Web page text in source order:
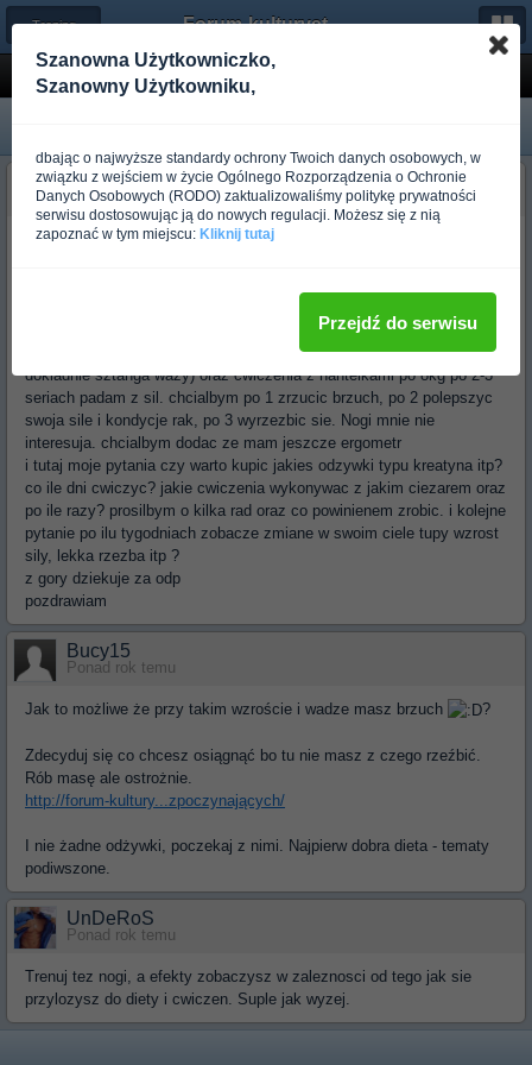
← Trening dla początkujących Forum-kulturystyka.pl
Potrzebuje programu dla mnie, chce byc jak wy
Początkujący_traper
Ponad rok temu
Witam
cienkie rece ktore maja slaba kondycje. robie 2-3 serie na samej
laweczce po 10 dociagniec z ciezarem 32kg-35kg ( nie wiem ile
dokladnie sztanga wazy) oraz cwiczenia z hantelkami po 8kg po 2-3
seriach padam z sil. chcialbym po 1 zrzucic brzuch, po 2 polepszyc
swoja sile i kondycje rak, po 3 wyrzezbic sie. Nogi mnie nie
interesuja. chcialbym dodac ze mam jeszcze ergometr
i tutaj moje pytania czy warto kupic jakies odzywki typu kreatyna itp?
co ile dni cwiczyc? jakie cwiczenia wykonywac z jakim ciezarem oraz
po ile razy? prosilbym o kilka rad oraz co powinienem zrobic. i kolejne
pytanie po ilu tygodniach zobacze zmiane w swoim ciele tupy wzrost
sily, lekka rzezba itp ?
z gory dziekuje za odp
pozdrawiam
Bucy15
Ponad rok temu
Jak to możliwe że przy takim wzroście i wadze masz brzuch ?
Zdecyduj się co chcesz osiągnąć bo tu nie masz z czego rzeźbić.
Rób masę ale ostrożnie.
http://forum-kultury...zpoczynających/
I nie żadne odżywki, poczekaj z nimi. Najpierw dobra dieta - tematy
podiwszone.
UnDeRoS
Ponad rok temu
Trenuj tez nogi, a efekty zobaczysz w zaleznosci od tego jak sie
przylozysz do diety i cwiczen. Suple jak wyzej.
Szanowna Użytkowniczko,
Szanowny Użytkowniku,
dbając o najwyższe standardy ochrony Twoich danych osobowych, w
związku z wejściem w życie Ogólnego Rozporządzenia o Ochronie
Danych Osobowych (RODO) zaktualizowaliśmy politykę prywatności
serwisu dostosowując ją do nowych regulacji. Możesz się z nią
zapoznać w tym miejscu: Kliknij tutaj
Przejdź do serwisu